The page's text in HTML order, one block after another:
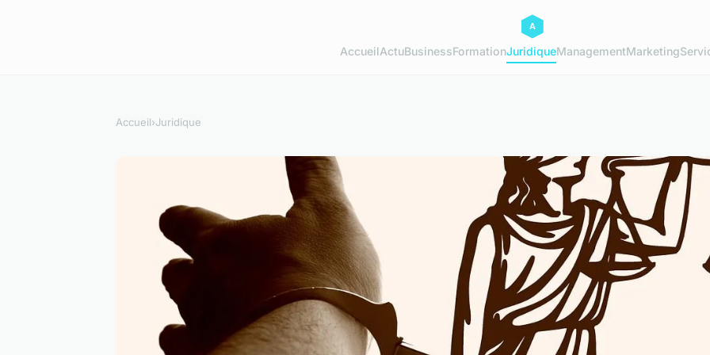
AccueilActuBusinessFormationJuridiqueManagementMarketing
Accueil›Juridique